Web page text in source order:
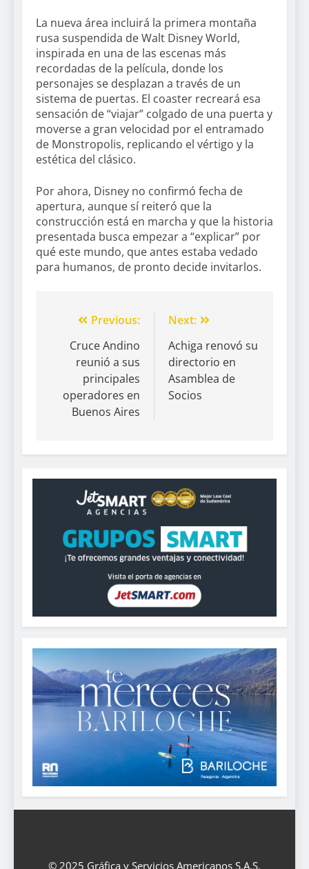
La nueva área incluirá la primera montaña
rusa suspendida de Walt Disney World,
inspirada en una de las escenas más
recordadas de la película, donde los
personajes se desplazan a través de un
sistema de puertas. El coaster recreará esa
sensación de “viajar” colgado de una puerta y
moverse a gran velocidad por el entramado
de Monstropolis, replicando el vértigo y la
estética del clásico.
Por ahora, Disney no confirmó fecha de
apertura, aunque sí reiteró que la
construcción está en marcha y que la historia
presentada busca empezar a “explicar” por
qué este mundo, que antes estaba vedado
para humanos, de pronto decide invitarlos.
Previous:
Cruce Andino
reunió a sus
principales
operadores en
Buenos Aires
Next:
Achiga renovó su
directorio en
Asamblea de
Socios
© 2025 Gráfica y Servicios Americanos S.A.S.